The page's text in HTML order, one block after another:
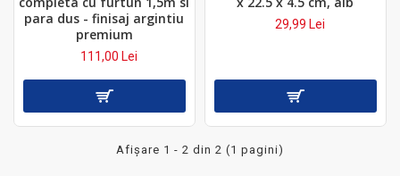
para dus - finisaj argintiu
premium
111,00 Lei
29,99 Lei
Afişare 1 - 2 din 2 (1 pagini)